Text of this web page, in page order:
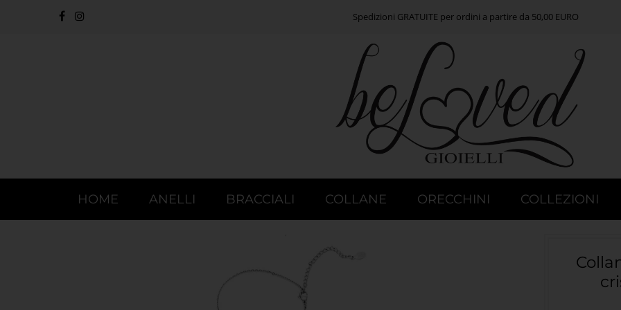
Spedizioni GRATUITE per ordini a partire da 50,00 EURO
HOME ANELLI BRACCIALI COLLANE ORECCHINI COLLEZIONI